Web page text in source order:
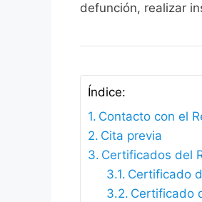
defunción, realizar
Índice:
Contacto con el
Cita previa
Certificados del
Certificado
Certificado